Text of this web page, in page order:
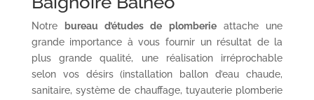
Notre bureau d’études de plomberieattache une
grande importance à vous fournir un résultat de la
plus grande qualité, une réalisation irréprochable
selon vos désirs (installation ballon d’eau chaude,
sanitaire, système de chauffage, tuyauterie plomberie